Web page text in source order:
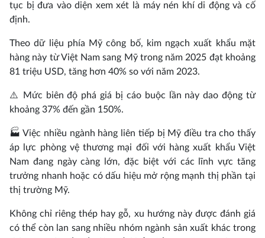
tục bị đưa vào diện xem xét là máy nén khí di động và cố
định.
Theo dữ liệu phía Mỹ công bố, kim ngạch xuất khẩu mặt
hàng này từ Việt Nam sang Mỹ trong năm 2025 đạt khoảng
81 triệu USD, tăng hơn 40% so với năm 2023.
⚠️ Mức biên độ phá giá bị cáo buộc lần này dao động từ
khoảng 37% đến gần 150%.
🏭 Việc nhiều ngành hàng liên tiếp bị Mỹ điều tra cho thấy
áp lực phòng vệ thương mại đối với hàng xuất khẩu Việt
Nam đang ngày càng lớn, đặc biệt với các lĩnh vực tăng
trưởng nhanh hoặc có dấu hiệu mở rộng mạnh thị phần tại
thị trường Mỹ.
Không chỉ riêng thép hay gỗ, xu hướng này được đánh giá
có thể còn lan sang nhiều nhóm ngành sản xuất khác trong